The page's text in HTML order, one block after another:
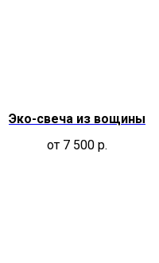
Эко-свеча из вощины
от 7 500 р.